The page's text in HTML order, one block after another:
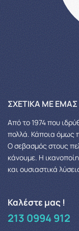
ΣΧΕΤΙΚΆ ΜΕ ΕΜΆΣ
Από το 1974 που
πολλά. Κάποια όμως
Ο σεβασμός στους
κάνουμε. Η
και ουσιαστικά
Καλέστε μας !
213 0994 912